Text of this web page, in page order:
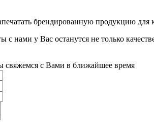
брендированную продукцию для
с нами у Вас останутся не только
свяжемся с Вами в ближайшее время